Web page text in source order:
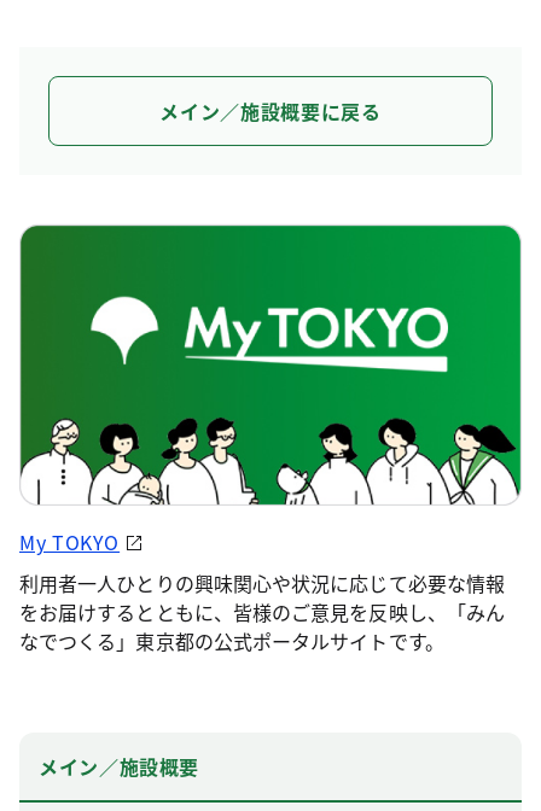
メイン／施設概要に戻る
My TOKYO
利用者一人ひとりの興味関心や状況に応じて必要な情報
をお届けするとともに、皆様のご意見を反映し、「みん
なでつくる」東京都の公式ポータルサイトです。
メイン／施設概要